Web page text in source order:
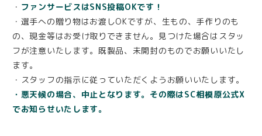
・ ファンサービスはSNS投稿OKです！
・選手への贈り物はお渡しOKですが、生もの、手作りのも
の、現金等はお受け取りできません。見つけた場合はスタッ
フが注意いたします。既製品、未開封のものでお願いいたし
ます。
・スタッフの指示に従っていただくようお願いいたします。
・悪天候の場合、中止となります。その際はSC相模原公式X
でお知らせいたします。